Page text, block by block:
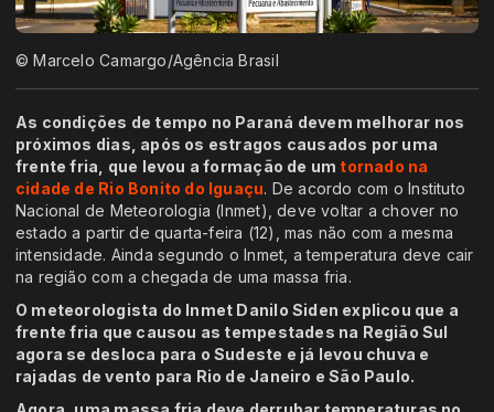
© Marcelo Camargo/Agência Brasil
As condições de tempo no Paraná devem melhorar nos
próximos dias, após os estragos causados por uma
frente fria, que levou a formação de um tornado na
cidade de Rio Bonito do Iguaçu. De acordo com o Instituto
Nacional de Meteorologia (Inmet), deve voltar a chover no
estado a partir de quarta-feira (12), mas não com a mesma
intensidade. Ainda segundo o Inmet, a temperatura deve cair
na região com a chegada de uma massa fria.
O meteorologista do Inmet Danilo Siden explicou que a
frente fria que causou as tempestades na Região Sul
agora se desloca para o Sudeste e já levou chuva e
rajadas de vento para Rio de Janeiro e São Paulo.